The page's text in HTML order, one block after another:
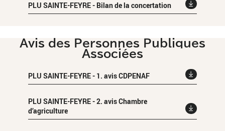
PLU SAINTE-FEYRE - Bilan de la concertation
Avis des Personnes Publiques
Associées
PLU SAINTE-FEYRE - 1. avis CDPENAF
PLU SAINTE-FEYRE - 2. avis Chambre
d’agriculture